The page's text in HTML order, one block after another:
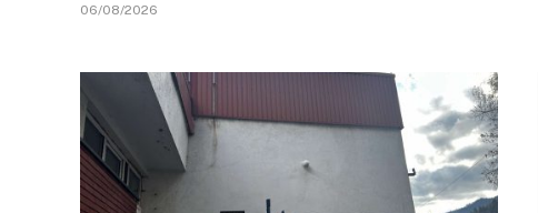
06/08/2026